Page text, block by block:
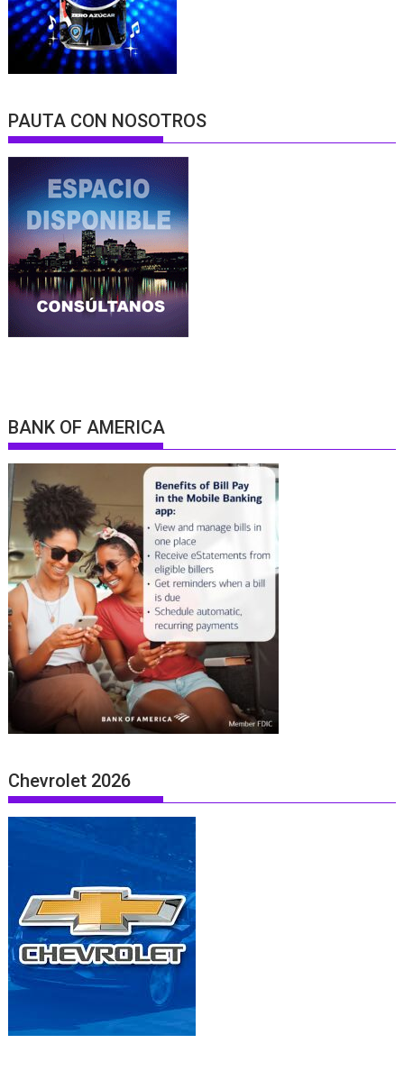
PAUTA CON NOSOTROS
BANK OF AMERICA
Chevrolet 2026